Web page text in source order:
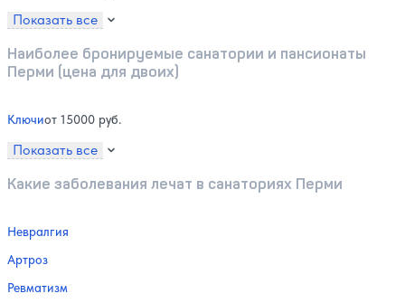
Показать все
Наиболее бронируемые санатории и пансионаты
Перми (цена для двоих)
Ключиот 15000 руб.
Показать все
Какие заболевания лечат в санаториях Перми
Невралгия
Артроз
Ревматизм